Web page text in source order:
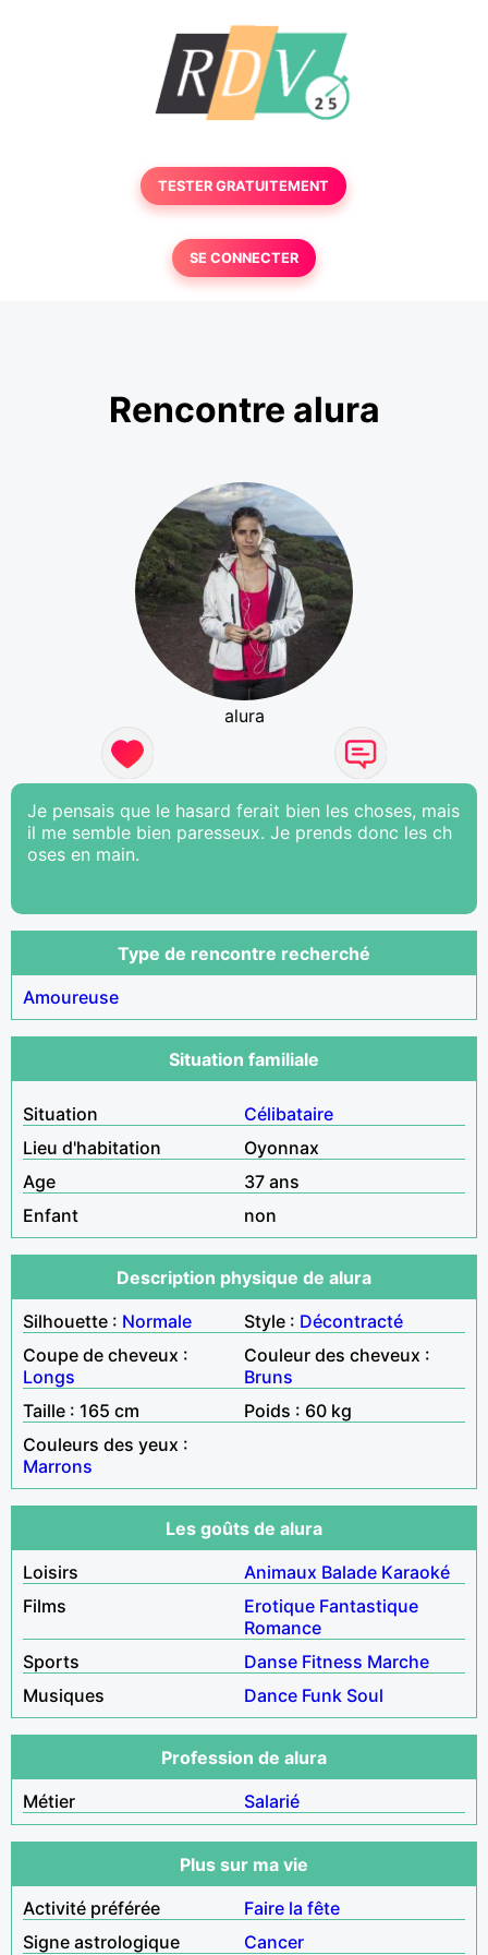
TESTER GRATUITEMENT
SE CONNECTER
Rencontre alura
alura
Je pensais que le hasard ferait bien les choses, mais
il me semble bien paresseux. Je prends donc les ch
oses en main.
Type de rencontre recherché
Amoureuse
Situation familiale
Situation
Célibataire
Lieu d'habitation
Oyonnax
Age
37 ans
Enfant
non
Description physique de alura
Silhouette : Normale Style : Décontracté
Coupe de cheveux :
Longs
Couleur des cheveux :
Bruns
Taille : 165 cm
Poids : 60 kg
Couleurs des yeux :
Marrons
Les goûts de alura
Loisirs
Animaux Balade Karaoké
Films
Erotique Fantastique
Romance
Sports
Danse Fitness Marche
Musiques
Dance Funk Soul
Profession de alura
Métier
Salarié
Plus sur ma vie
Activité préférée
Faire la fête
Signe astrologique
Cancer